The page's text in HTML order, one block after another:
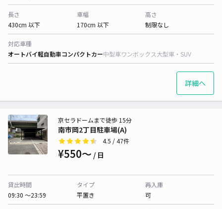
長さ
430cm 以下
車幅
170cm 以下
高さ
制限なし
対応車種
オートバイ軽自動車コンパクトカー中型車ワンボックス大型車・SUV
詳細へ
南市岡2丁目駐車場(A)
京セラドームまで徒歩 15分
4.5 / 47件
¥550〜 / 日
貸出時間
09:30 〜23:59
タイプ
平置き
再入庫
可